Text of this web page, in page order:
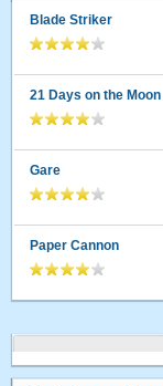
Blade Striker
21 Days on the Moon
Gare
Paper Cannon